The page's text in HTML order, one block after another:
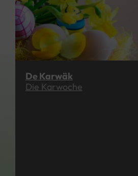
De Karwäk
Die Karwoche